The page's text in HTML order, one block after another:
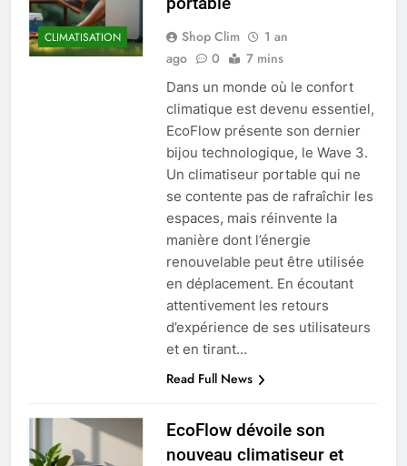
CLIMATISATION Shop Clim
1 an
ago
0 7 mins
Dans un monde où le confort
climatique est devenu essentiel,
EcoFlow présente son dernier
bijou technologique, le Wave 3.
Un climatiseur portable qui ne
se contente pas de rafraîchir les
espaces, mais réinvente la
manière dont l’énergie
renouvelable peut être utilisée
en déplacement. En écoutant
attentivement les retours
d’expérience de ses utilisateurs
et en tirant…
Read Full News
EcoFlow dévoile son
nouveau climatiseur et